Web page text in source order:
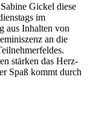
Gickel diese
im
aus Inhalten von
an die
stärken das Herz-
Spaß kommt durch